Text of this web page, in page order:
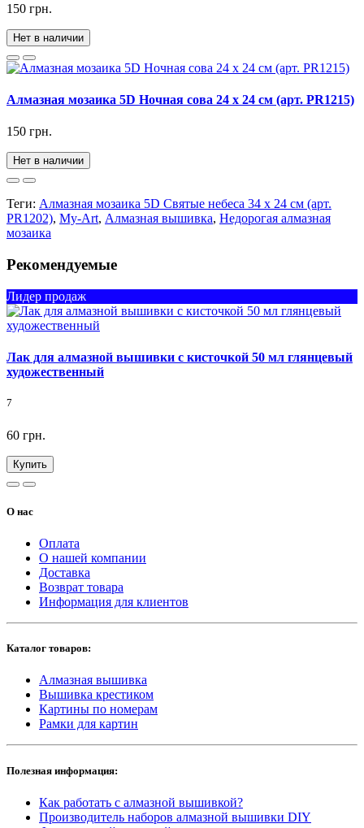
150 грн.
Нет в наличии
Алмазная мозаика 5D Ночная сова 24 х 24 см (арт. PR1215)
150 грн.
Нет в наличии
Теги: Алмазная мозаика 5D Святые небеса 34 х 24 см (арт.
PR1202), My-Art, Алмазная вышивка, Недорогая алмазная
мозаика
Рекомендуемые
Лидер продаж
Лак для алмазной вышивки с кисточкой 50 мл глянцевый
художественный
7
60 грн.
Купить
О нас
Оплата
О нашей компании
Доставка
Возврат товара
Информация для клиентов
Каталог товаров:
Алмазная вышивка
Вышивка крестиком
Картины по номерам
Рамки для картин
Полезная информация:
Как работать с алмазной вышивкой?
Производитель наборов алмазной вышивки DIY